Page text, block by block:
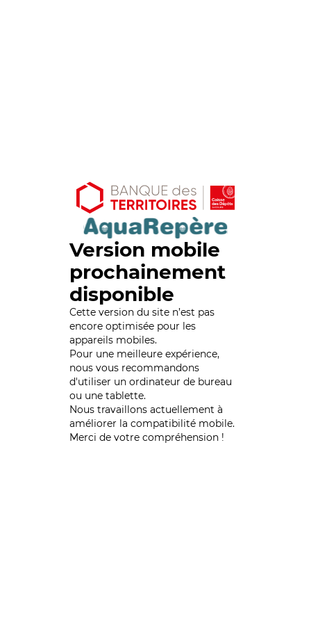
Version mobile
prochainement
disponible
Cette version du site n’est pas
encore optimisée pour les
appareils mobiles.
Pour une meilleure expérience,
nous vous recommandons
d'utiliser un ordinateur de bureau
ou une tablette.
Nous travaillons actuellement à
améliorer la compatibilité mobile.
Merci de votre compréhension !